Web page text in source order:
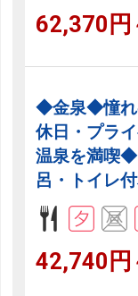
62,370円
◆金泉◆憧れ
休日・プラ
温泉を満喫
呂・トイレ
42,740円